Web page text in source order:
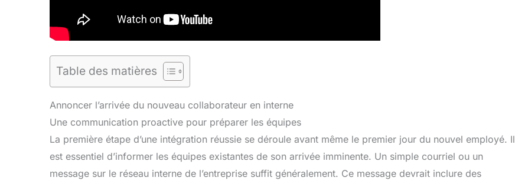
Table des matières
Annoncer l’arrivée du nouveau collaborateur en interne
Une communication proactive pour préparer les équipes
La première étape d’une intégration réussie se déroule avant même le premier jour du nouvel employé. Il
est essentiel d’informer les équipes existantes de son arrivée imminente. Un simple courriel ou un
message sur le réseau interne de l’entreprise suffit généralement. Ce message devrait inclure des